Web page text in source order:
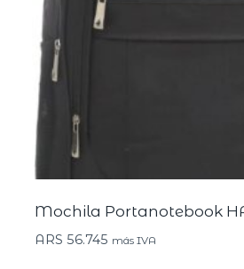
Mochila Portanotebook
ARS 56.745 más IVA